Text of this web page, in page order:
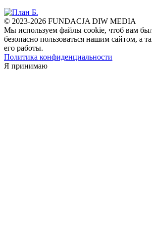
© 2023-2026 FUNDACJA DIW MEDIA
Мы используем файлы cookie, чтоб вам
безопасно пользоваться нашим сайтом, а
его работы.
Политика конфиденциальности
Я принимаю